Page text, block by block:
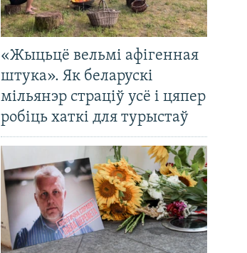
«Жыцьцё вельмі афігенная
штука». Як беларускі
мільянэр страціў усё і цяпер
робіць хаткі для турыстаў